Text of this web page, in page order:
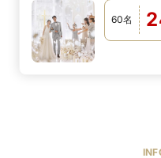
60名